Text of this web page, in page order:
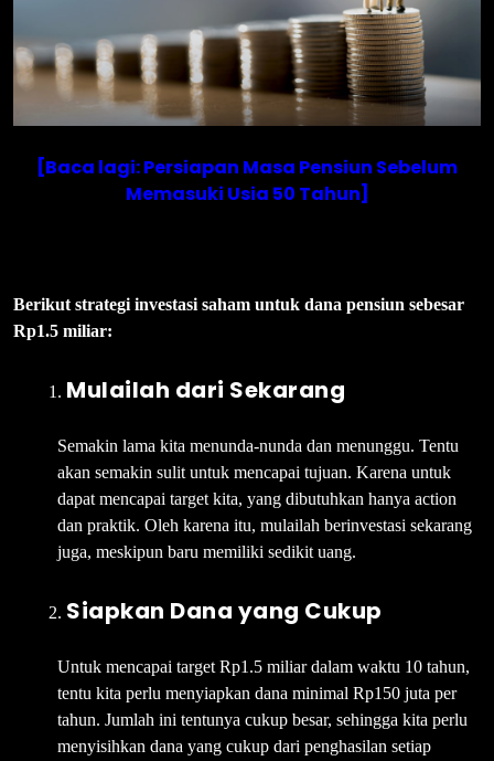
[Baca lagi: Persiapan Masa Pensiun Sebelum
Memasuki Usia 50 Tahun]
Berikut strategi investasi saham untuk dana pensiun sebesar
Rp1.5 miliar:
Mulailah dari Sekarang
Semakin lama kita menunda-nunda dan menunggu. Tentu
akan semakin sulit untuk mencapai tujuan. Karena untuk
dapat mencapai target kita, yang dibutuhkan hanya action
dan praktik. Oleh karena itu, mulailah berinvestasi sekarang
juga, meskipun baru memiliki sedikit uang.
Siapkan Dana yang Cukup
Untuk mencapai target Rp1.5 miliar dalam waktu 10 tahun,
tentu kita perlu menyiapkan dana minimal Rp150 juta per
tahun. Jumlah ini tentunya cukup besar, sehingga kita perlu
menyisihkan dana yang cukup dari penghasilan setiap